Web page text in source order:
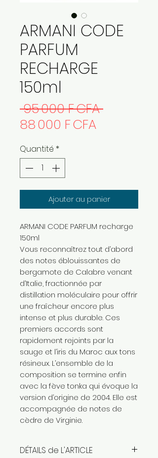
ARMANI CODE
PARFUM
RECHARGE
150ml
95 000 F CFA Prix
88 000 F CFAPrix
Quantité *
Ajouter au panier
ARMANI CODE PARFUM recharge
150ml
Vous reconnaîtrez tout d’abord
des notes éblouissantes de
bergamote de Calabre venant
d’Italie, fractionnée par
distillation moléculaire pour offrir
une fraîcheur encore plus
intense et plus durable. Ces
premiers accords sont
rapidement rejoints par la
sauge et l’iris du Maroc aux tons
résineux. L’ensemble de la
composition se termine enfin
avec la fève tonka qui évoque la
version d’origine de 2004. Elle est
accompagnée de notes de
cèdre de Virginie.
DÉTAILS de L'ARTICLE